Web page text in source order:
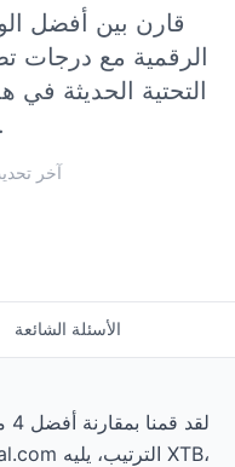
قارن بين أفضل
الرقمية مع درجات تصل
التحتية الحديثة في
الرقمية.
آخر
الأسئلة الشائعة